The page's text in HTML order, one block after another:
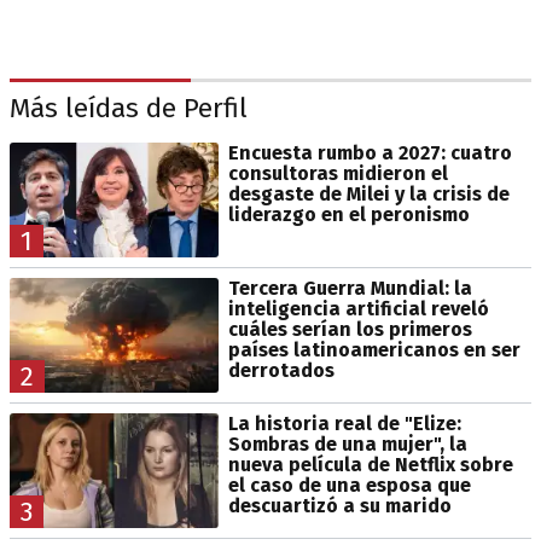
Más leídas de Perfil
1
Encuesta rumbo a 2027: cuatro
consultoras midieron el
desgaste de Milei y la crisis de
liderazgo en el peronismo
2
Tercera Guerra Mundial: la
inteligencia artificial reveló
cuáles serían los primeros
países latinoamericanos en ser
derrotados
3
La historia real de "Elize:
Sombras de una mujer", la
nueva película de Netflix sobre
el caso de una esposa que
descuartizó a su marido